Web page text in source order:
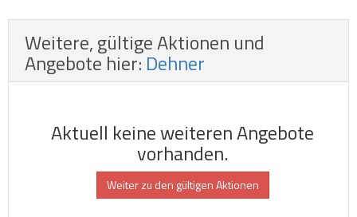
Weitere, gültige Aktionen und
Angebote hier:Dehner
Aktuell keine weiteren Angebote
vorhanden.
Weiter zu den gültigen Aktionen